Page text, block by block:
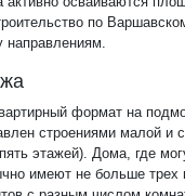
по
формат на
строениями малой и
этажей). Дома, где
имеют не больше трех